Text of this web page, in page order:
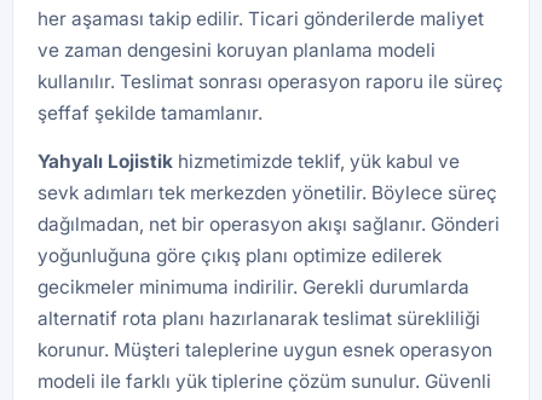
her aşaması takip edilir. Ticari gönderilerde maliyet
ve zaman dengesini koruyan planlama modeli
kullanılır. Teslimat sonrası operasyon raporu ile süreç
şeffaf şekilde tamamlanır.
Yahyalı Lojistik hizmetimizde teklif, yük kabul ve
sevk adımları tek merkezden yönetilir. Böylece süreç
dağılmadan, net bir operasyon akışı sağlanır. Gönderi
yoğunluğuna göre çıkış planı optimize edilerek
gecikmeler minimuma indirilir. Gerekli durumlarda
alternatif rota planı hazırlanarak teslimat sürekliliği
korunur. Müşteri taleplerine uygun esnek operasyon
modeli ile farklı yük tiplerine çözüm sunulur. Güvenli